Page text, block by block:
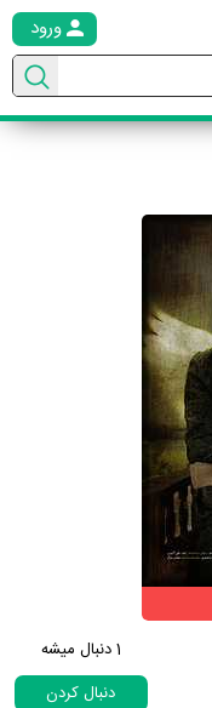
ورود
1دنبال میشه
دنبال کردن